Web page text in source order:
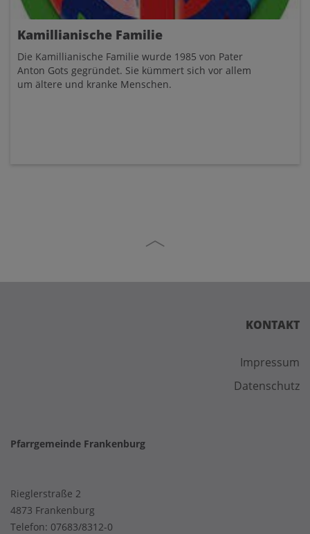
Kamillianische Familie
Die Kamillianische Familie wurde 1985 von Pater
Anton Gots gegründet. Sie kümmert sich vor allem
um ältere und kranke Menschen.
KONTAKT
Impressum
Datenschutz
Pfarrgemeinde Frankenburg
Rieglerstraße 2
4873 Frankenburg
Telefon: 07683/8312-0